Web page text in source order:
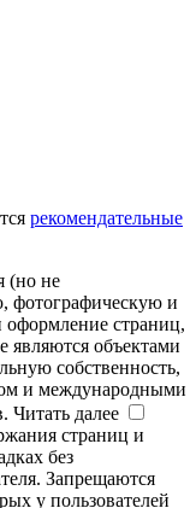
рекомендательные
(но не
фотографическую и
страниц,
объектами
собственность,
и международными
Читать далее
страниц и
без
Запрещаются
у пользователей